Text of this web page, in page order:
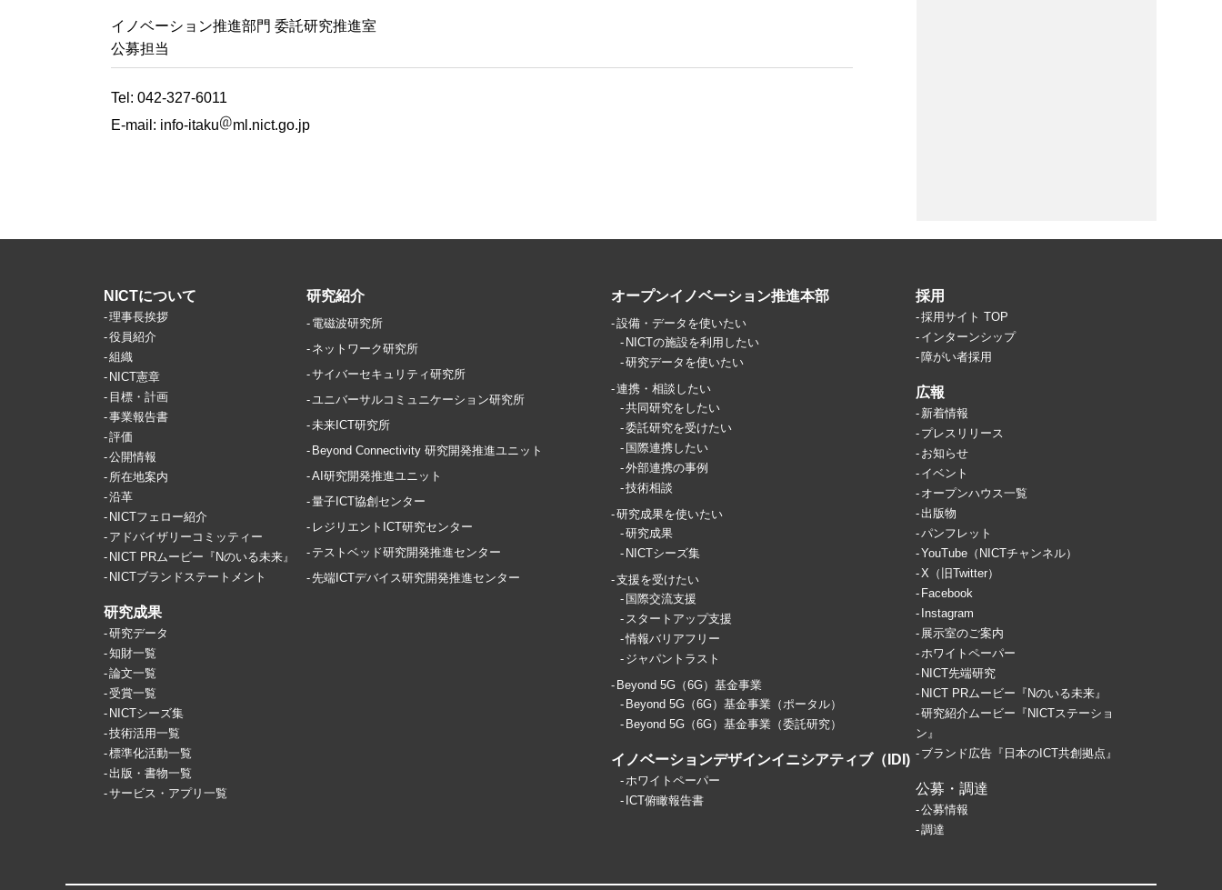
イノベーション推進部門 委託研究推進室
公募担当
Tel: 042-327-6011
E-mail: info-itaku ml.nict.go.jp
NICTについて
理事長挨拶
役員紹介
組織
NICT憲章
目標・計画
事業報告書
評価
公開情報
所在地案内
沿革
NICTフェロー紹介
アドバイザリーコミッティー
NICT PRムービー『Nのいる未来』
NICTブランドステートメント
研究成果
研究データ
知財一覧
論文一覧
受賞一覧
NICTシーズ集
技術活用一覧
標準化活動一覧
出版・書物一覧
サービス・アプリ一覧
研究紹介
電磁波研究所
ネットワーク研究所
サイバーセキュリティ研究所
ユニバーサルコミュニケーション研究所
未来ICT研究所
Beyond Connectivity 研究開発推進ユニット
AI研究開発推進ユニット
量子ICT協創センター
レジリエントICT研究センター
テストベッド研究開発推進センター
先端ICTデバイス研究開発推進センター
オープンイノベーション推進本部
設備・データを使いたい
NICTの施設を利用したい
研究データを使いたい
連携・相談したい
共同研究をしたい
委託研究を受けたい
国際連携したい
外部連携の事例
技術相談
研究成果を使いたい
研究成果
NICTシーズ集
支援を受けたい
国際交流支援
スタートアップ支援
情報バリアフリー
ジャパントラスト
Beyond 5G（6G）基金事業
Beyond 5G（6G）基金事業（ポータル）
Beyond 5G（6G）基金事業（委託研究）
イノベーションデザインイニシアティブ（IDI)
ホワイトペーパー
ICT俯瞰報告書
採用
採用サイト TOP
インターンシップ
障がい者採用
広報
新着情報
プレスリリース
お知らせ
イベント
オープンハウス一覧
出版物
パンフレット
YouTube（NICTチャンネル）
X（旧Twitter）
Facebook
Instagram
展示室のご案内
ホワイトペーパー
NICT先端研究
NICT PRムービー『Nのいる未来』
研究紹介ムービー『NICTステーショ
ン』
ブランド広告『日本のICT共創拠点』
公募・調達
公募情報
調達